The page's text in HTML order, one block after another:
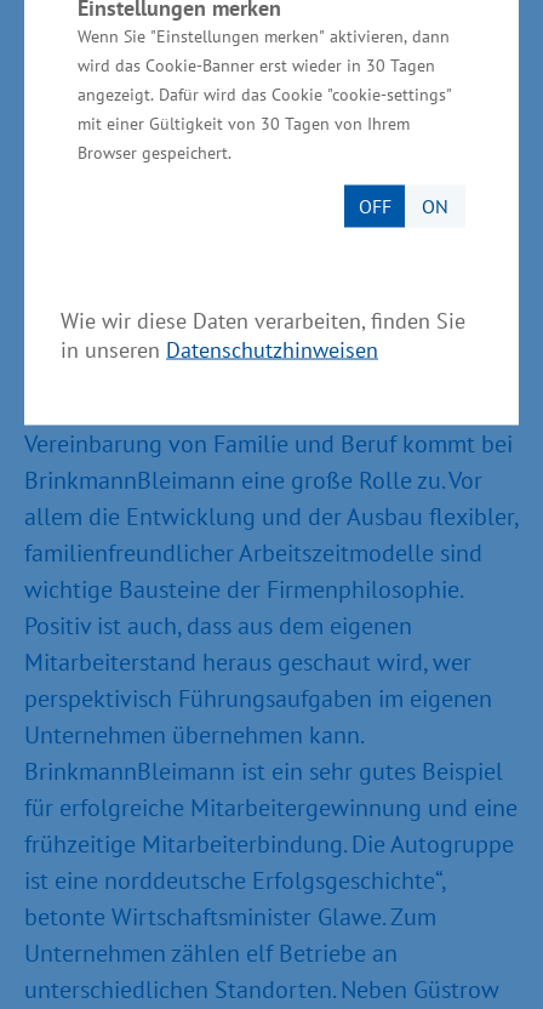
Einstellungen merken
Wenn Sie "Einstellungen merken" aktivieren, dann
wird das Cookie-Banner erst wieder in 30 Tagen
angezeigt. Dafür wird das Cookie "cookie-settings"
mit einer Gültigkeit von 30 Tagen von Ihrem
Browser gespeichert.
OFF ON
Wie wir diese Daten verarbeiten, finden Sie
in unseren Datenschutzhinweisen
Kategorie „Fachkräftesicherung und
Familienfreundlichkeit“
Preisträger: BrinkmannBleimann GmbH
Geschäftsführer Knut Brinkmann und Maik
In der Kategorie „Fachkräftesicherung und
Familienfreundlichkeit“ ist die
Vereinbarung von Familie und Beruf kommt bei
BrinkmannBleimann eine große Rolle zu. Vor
allem die Entwicklung und der Ausbau flexibler,
familienfreundlicher Arbeitszeitmodelle sind
wichtige Bausteine der Firmenphilosophie.
Positiv ist auch, dass aus dem eigenen
Mitarbeiterstand heraus geschaut wird, wer
perspektivisch Führungsaufgaben im eigenen
Unternehmen übernehmen kann.
BrinkmannBleimann ist ein sehr gutes Beispiel
für erfolgreiche Mitarbeitergewinnung und eine
frühzeitige Mitarbeiterbindung. Die Autogruppe
ist eine norddeutsche Erfolgsgeschichte“,
betonte Wirtschaftsminister Glawe. Zum
Unternehmen zählen elf Betriebe an
unterschiedlichen Standorten. Neben Güstrow